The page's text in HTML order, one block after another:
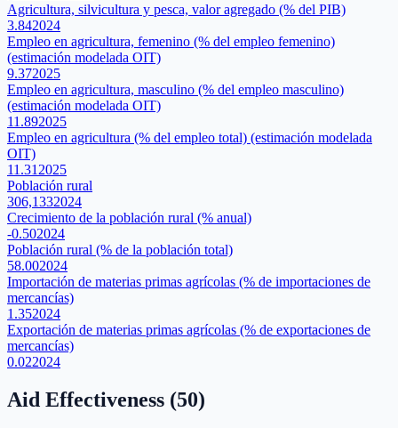
Agricultura, silvicultura y pesca, valor agregado (% del PIB)
3.842024
Empleo en agricultura, femenino (% del empleo femenino)
(estimación modelada OIT)
9.372025
Empleo en agricultura, masculino (% del empleo masculino)
(estimación modelada OIT)
11.892025
Empleo en agricultura (% del empleo total) (estimación modelada
OIT)
11.31 2025
Población rural
306,1332024
Crecimiento de la población rural (% anual)
-0.502024
Población rural (% de la población total)
58.002024
Importación de materias primas agrícolas (% de importaciones de
mercancías)
1.352024
Exportación de materias primas agrícolas (% de exportaciones de
mercancías)
0.022024
Aid Effectiveness (50)